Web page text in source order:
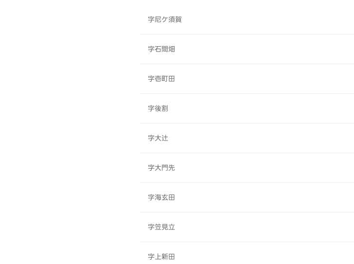
字尼ケ須賀
字石間畑
字壱町田
字後割
字大辻
字大門先
字海玄田
字笠見立
字上新田